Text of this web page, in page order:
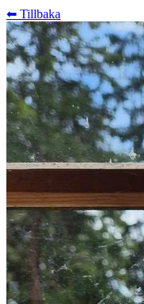
⬅︎ Tillbaka